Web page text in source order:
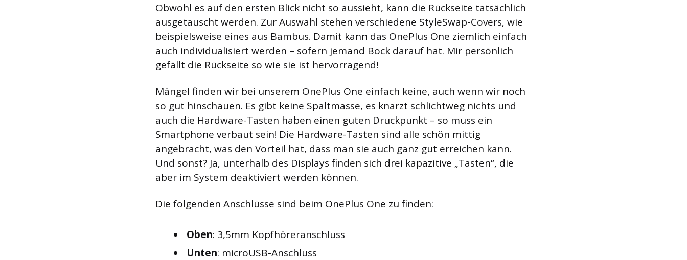
Obwohl es auf den ersten Blick nicht so aussieht, kann die Rückseite tatsächlich
ausgetauscht werden. Zur Auswahl stehen verschiedene StyleSwap-Covers, wie
beispielsweise eines aus Bambus. Damit kann das OnePlus One ziemlich einfach
auch individualisiert werden – sofern jemand Bock darauf hat. Mir persönlich
gefällt die Rückseite so wie sie ist hervorragend!
Mängel finden wir bei unserem OnePlus One einfach keine, auch wenn wir noch
so gut hinschauen. Es gibt keine Spaltmasse, es knarzt schlichtweg nichts und
auch die Hardware-Tasten haben einen guten Druckpunkt – so muss ein
Smartphone verbaut sein! Die Hardware-Tasten sind alle schön mittig
angebracht, was den Vorteil hat, dass man sie auch ganz gut erreichen kann.
Und sonst? Ja, unterhalb des Displays finden sich drei kapazitive „Tasten“, die
aber im System deaktiviert werden können.
Die folgenden Anschlüsse sind beim OnePlus One zu finden:
Oben: 3,5mm Kopfhöreranschluss
Unten: microUSB-Anschluss